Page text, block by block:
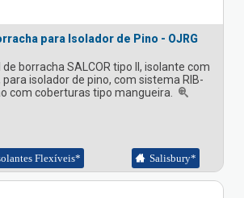
para Isolador de Pino - OJRG
borracha SALCOR tipo II, isolante com
isolador de pino, com sistema RIB-
com coberturas tipo mangueira.
Flexíveis* Salisbury*